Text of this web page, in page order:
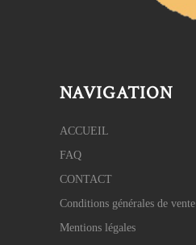
NAVIGATION
ACCUEIL
FAQ
CONTACT
Conditions générales de vente
Mentions légales